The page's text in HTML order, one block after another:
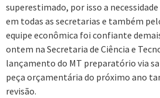
superestimado, por isso a
em todas as secretarias e também
equipe econômica foi confiante
ontem na Secretaria de Ciência e
lançamento do MT preparatório via
peça orçamentária do próximo ano
revisão.